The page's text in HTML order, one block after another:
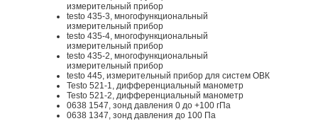
измерительный прибор
testo 435-3, многофункциональный
измерительный прибор
testo 435-4, многофункциональный
измерительный прибор
testo 435-2, многофункциональный
измерительный прибор
testo 445, измерительный прибор для систем ОВК
Testo 521-1, дифференциальный манометр
Testo 521-2, дифференциальный манометр
0638 1547, зонд давления 0 до +100 гПа
0638 1347, зонд давления до 100 Па